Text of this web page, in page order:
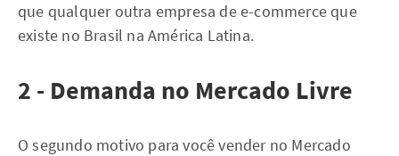
que qualquer outra empresa de e-commerce que
existe no Brasil na América Latina.
2 - Demanda no Mercado Livre
O segundo motivo para você vender no Mercado